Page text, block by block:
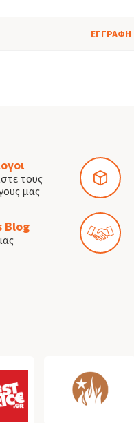
ΕΓΓΡΑΦΗ
τους
μας
Blog